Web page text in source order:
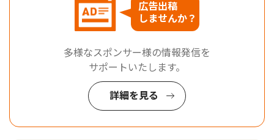
広告出稿
しませんか？
多様なスポンサー様の情報発信を
サポートいたします。
詳細を見る